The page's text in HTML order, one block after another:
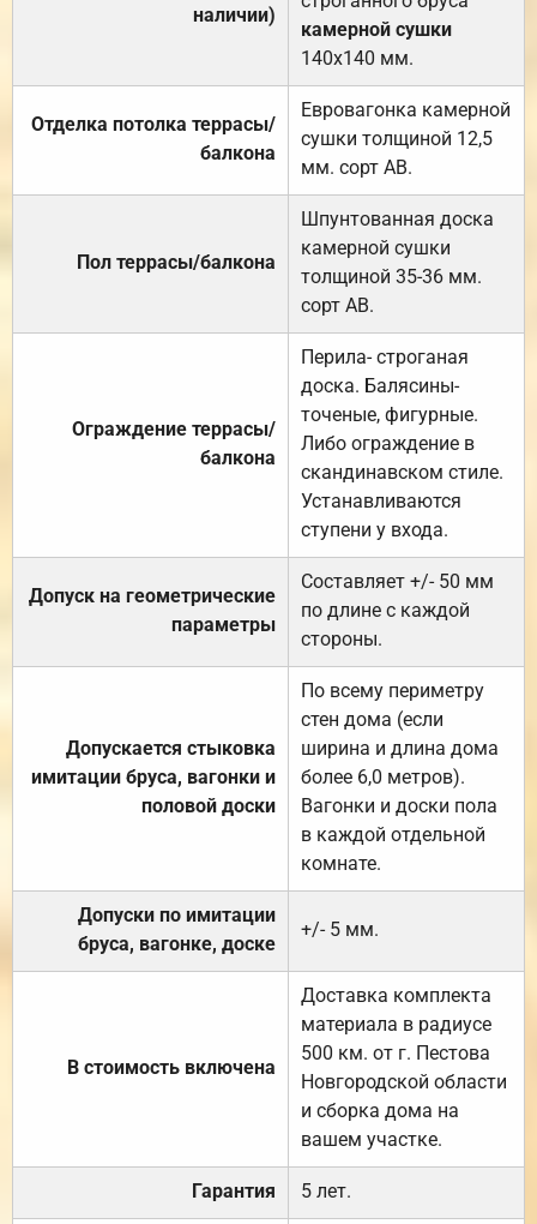
наличии)
камерной сушки
140х140 мм.
Отделка потолка террасы/
балкона
Евровагонка камерной
сушки толщиной 12,5
мм. сорт АВ.
Пол террасы/балкона
Шпунтованная доска
камерной сушки
толщиной 35-36 мм.
сорт АВ.
Ограждение террасы/
балкона
Перила- строганая
доска. Балясины-
точеные, фигурные.
Либо ограждение в
скандинавском стиле.
Устанавливаются
ступени у входа.
Допуск на геометрические
параметры
Составляет +/- 50 мм
по длине с каждой
стороны.
Допускается стыковка
имитации бруса, вагонки и
половой доски
По всему периметру
стен дома (если
ширина и длина дома
более 6,0 метров).
Вагонки и доски пола
в каждой отдельной
комнате.
Допуски по имитации
бруса, вагонке, доске
+/- 5 мм.
В стоимость включена
Доставка комплекта
материала в радиусе
500 км. от г. Пестова
Новгородской области
и сборка дома на
вашем участке.
Гарантия 5 лет.